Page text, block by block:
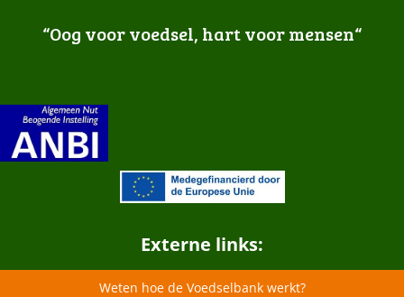
“Oog voor voedsel, hart voor mensen“
Externe links:
Weten hoe de Voedselbank werkt?